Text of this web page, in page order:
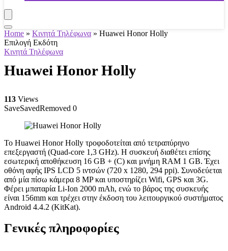
Home » Κινητά Τηλέφωνα » Huawei Honor Holly
Επιλογή Εκδότη
Κινητά Τηλέφωνα
Huawei Honor Holly
113 Views
SaveSavedRemoved 0
Το Huawei Honor Holly τροφοδοτείται από τετραπύρηνο
επεξεργαστή (Quad-core 1,3 GHz). Η συσκευή διαθέτει επίσης
εσωτερική αποθήκευση 16 GB + (C) και μνήμη RAM 1 GB. Έχει
οθόνη αφής IPS LCD 5 ιντσών (720 x 1280, 294 ppi). Συνοδεύεται
από μία πίσω κάμερα 8 MP και υποστηρίζει Wifi, GPS και 3G.
Φέρει μπαταρία Li-Ion 2000 mAh, ενώ το βάρος της συσκευής
είναι 156mm και τρέχει στην έκδοση του λειτουργικού συστήματος
Android 4.4.2 (KitKat).
Γενικές πληροφορίες